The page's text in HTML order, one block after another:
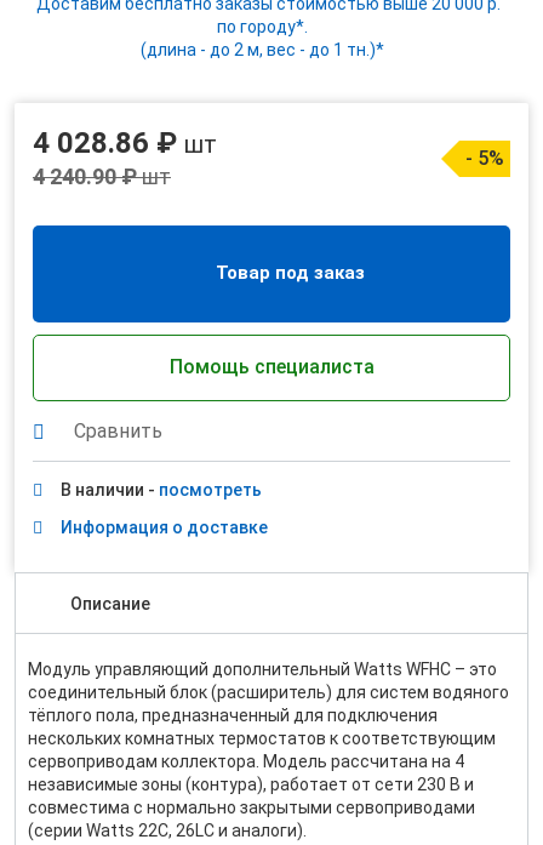
по городу*.
(длина - до 2 м, вес - до 1 тн.)*
4 028.86 ₽ шт
4 240.90 ₽шт
- 5%
Товар под заказ
Помощь специалиста
Сравнить
В наличии - посмотреть
Информация о доставке
Описание
Модуль управляющий дополнительный Watts WFHC – это
соединительный блок (расширитель) для систем водяного
тёплого пола, предназначенный для подключения
нескольких комнатных термостатов к соответствующим
сервоприводам коллектора. Модель рассчитана на 4
независимые зоны (контура), работает от сети 230 В и
совместима с нормально закрытыми сервоприводами
(серии Watts 22C, 26LC и аналоги).